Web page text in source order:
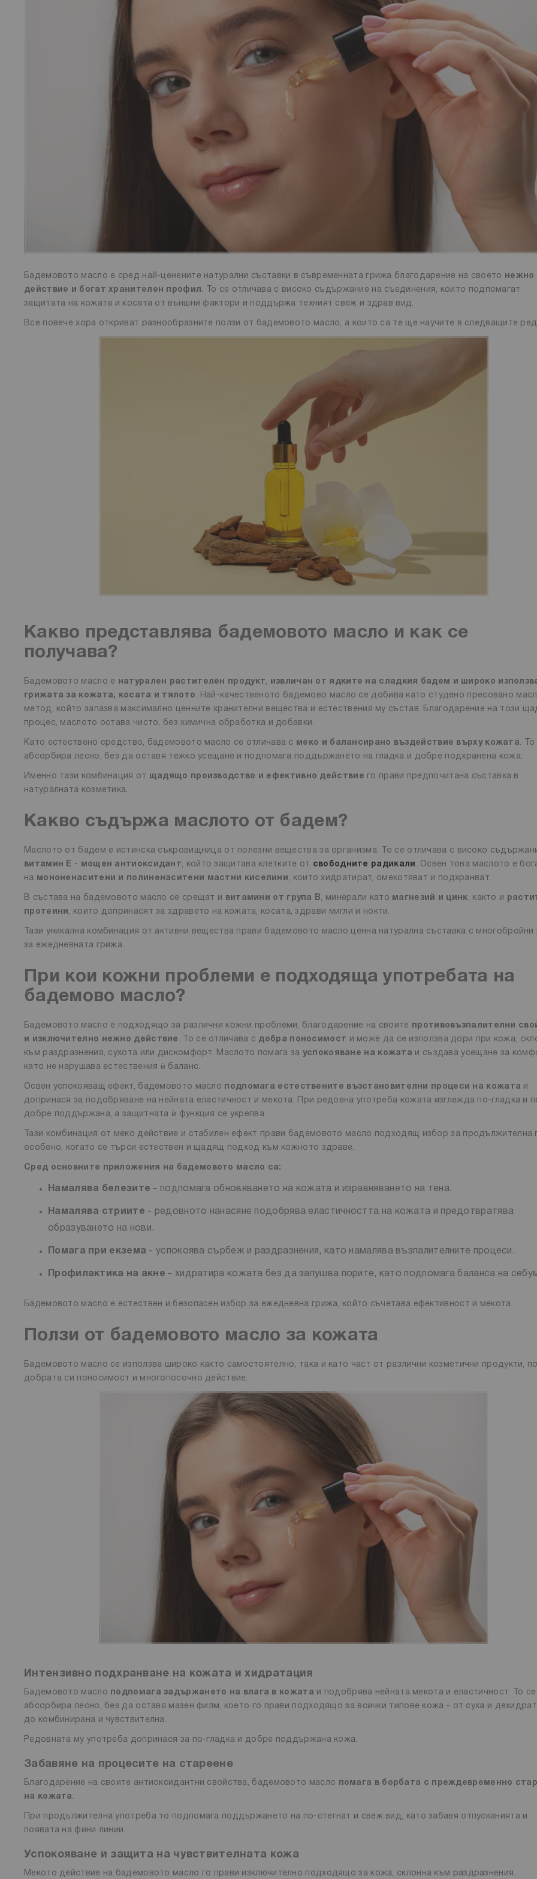
Бадемовото масло е сред най-ценените натурални съставки в съвременната грижа благодарение на своето нежно
действие и богат хранителен профил . То се отличава с високо съдържание на съединения, които подпомагат
защитата на кожата и косата от външни фактори и поддържа техният свеж и здрав вид.
Все повече хора откриват разнообразните ползи от бадемовото масло, а които са те ще научите в следващите
Какво представлява бадемовото масло и как се
получава?
Бадемовото масло е натурален растителен продукт, извличан от ядките на сладкия бадем и широко
грижата за кожата, косата и тялото. Най-качественото бадемово масло се добива като студено пресовано
метод, който запазва максимално ценните хранителни вещества и естествения му състав. Благодарение на този
процес, маслото остава чисто, без химична обработка и добавки.
Като естествено средство, бадемовото масло се отличава с меко и балансирано въздействие върху кожата. То
абсорбира лесно, без да оставя тежко усещане и подпомага поддържането на гладка и добре подхранена кожа.
Именно тази комбинация от щадящо производство и ефективно действие го прави предпочитана съставка в
натуралната козметика.
Какво съдържа маслото от бадем?
Маслото от бадем е истинска съкровищница от полезни вещества за организма. То се отличава с високо
витамин Е - мощен антиоксидант, който защитава клетките от свободните радикали. Освен това маслото е
на мононенаситени и полиненаситени мастни киселини, които хидратират, омекотяват и подхранват.
В състава на бадемовото масло се срещат и витамини от група B, минерали като магнезий и цинк, както и
протеини, които допринасят за здравето на кожата, косата, здрави мигли и нокти.
Тази уникална комбинация от активни вещества прави бадемовото масло ценна натурална съставка с многобройни
за ежедневната грижа.
При кои кожни проблеми е подходяща употребата на
бадемово масло?
Бадемовото масло е подходящо за различни кожни проблеми, благодарение на своите противовъзпалителни
и изключително нежно действие . То се отличава с добра поносимост и може да се използва дори при кожа,
към раздразнения, сухота или дискомфорт. Маслото помага за успокояване на кожата и създава усещане за
като не нарушава естествения ѝ баланс.
Освен успокояващ ефект, бадемовото масло подпомага естествените възстановителни процеси на кожата и
допринася за подобряване на нейната еластичност и мекота. При редовна употреба кожата изглежда по-гладка и
добре поддържана, а защитната ѝ функция се укрепва.
Тази комбинация от меко действие и стабилен ефект прави бадемовото масло подходящ избор за продължителна
особено, когато се търси естествен и щадящ подход към кожното здраве.
Сред основните приложения на бадемовото масло са:
Намалява белезите - подпомага обновяването на кожата и изравняването на тена.
Намалява стриите - редовното нанасяне подобрява еластичността на кожата и предотвратява
образуването на нови.
Помага при екзема - успокоява сърбеж и раздразнения, като намалява възпалителните процеси.
Профилактика на акне - хидратира кожата без да запушва порите, като подпомага баланса на
Бадемовото масло е естествен и безопасен избор за ежедневна грижа, който съчетава ефективност и мекота.
Ползи от бадемовото масло за кожата
Бадемовото масло се използва широко както самостоятелно, така и като част от различни козметични продукти,
добрата си поносимост и многопосочно действие.
Интензивно подхранване на кожата и хидратация
Бадемовото масло подпомага задържането на влага в кожата и подобрява нейната мекота и еластичност. То се
абсорбира лесно, без да оставя мазен филм, което го прави подходящо за всички типове кожа - от суха и
до комбинирана и чувствителна.
Редовната му употреба допринася за по-гладка и добре поддържана кожа.
Забавяне на процесите на стареене
Благодарение на своите антиоксидантни свойства, бадемовото масло
помага в борбата с преждевременно
на кожата .
При продължителна употреба то подпомага поддържането на по-стегнат и свеж вид, като забавя отпусканията и
появата на фини линии.
Успокояване и защита на чувствителната кожа
Мекото действие на бадемовото масло го прави изключително подходящо за кожа, склонна към раздразнения.